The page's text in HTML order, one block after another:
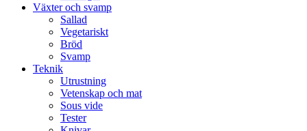
Växter och svamp
Sallad
Vegetariskt
Bröd
Svamp
Teknik
Utrustning
Vetenskap och mat
Sous vide
Tester